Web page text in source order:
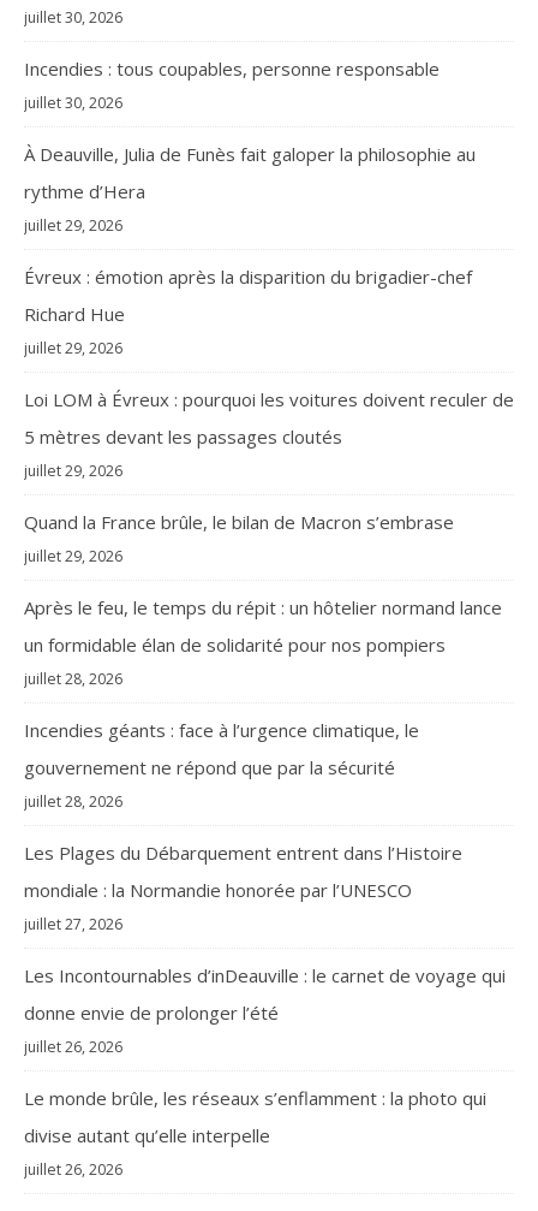
juillet 30, 2026
Incendies : tous coupables, personne responsable
juillet 30, 2026
À Deauville, Julia de Funès fait galoper la philosophie au
rythme d’Hera
juillet 29, 2026
Évreux : émotion après la disparition du brigadier-chef
Richard Hue
juillet 29, 2026
Loi LOM à Évreux : pourquoi les voitures doivent reculer de
5 mètres devant les passages cloutés
juillet 29, 2026
Quand la France brûle, le bilan de Macron s’embrase
juillet 29, 2026
Après le feu, le temps du répit : un hôtelier normand lance
un formidable élan de solidarité pour nos pompiers
juillet 28, 2026
Incendies géants : face à l’urgence climatique, le
gouvernement ne répond que par la sécurité
juillet 28, 2026
Les Plages du Débarquement entrent dans l’Histoire
mondiale : la Normandie honorée par l’UNESCO
juillet 27, 2026
Les Incontournables d’inDeauville : le carnet de voyage qui
donne envie de prolonger l’été
juillet 26, 2026
Le monde brûle, les réseaux s’enflamment : la photo qui
divise autant qu’elle interpelle
juillet 26, 2026